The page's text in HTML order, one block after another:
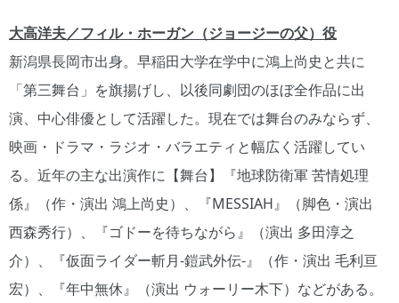
大高洋夫／フィル・ホーガン（ジョージーの父）役
新潟県長岡市出身。早稲田大学在学中に鴻上尚史と共に
「第三舞台」を旗揚げし、以後同劇団のほぼ全作品に出
演、中心俳優として活躍した。現在では舞台のみならず、
映画・ドラマ・ラジオ・バラエティと幅広く活躍してい
る。近年の主な出演作に【舞台】『地球防衛軍 苦情処理
係』（作・演出 鴻上尚史）、『MESSIAH』（脚色・演出
西森秀行）、『ゴドーを待ちながら』（演出 多田淳之
介）、『仮面ライダー斬月-鎧武外伝-』（作・演出 毛利亘
宏）、『年中無休』（演出 ウォーリー木下）などがある。